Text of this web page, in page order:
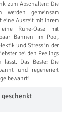
zum Abschalten: Die
werden gemeinsam
eine Auszeit mit Ihrem
eine Ruhe-Oase mit
Bahnen im Pool,
und Stress in der
bei den Peelings
lässt. Das Beste: Die
und regeneriert
bewahrt!
geschenkt